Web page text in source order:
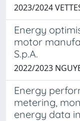
2023/2024
Energy
motor
S.p.A.
2022/2023
Energy
metering,
energy data